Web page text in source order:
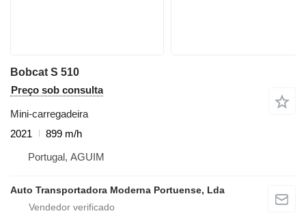
Bobcat S 510
Preço sob consulta
Mini-carregadeira
2021
899 m/h
Portugal, AGUIM
Auto Transportadora Moderna Portuense, Lda